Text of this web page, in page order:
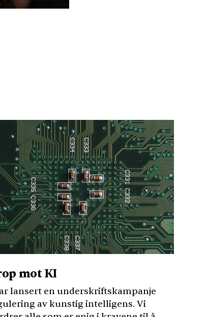
mot KI
lansert en underskriftskampanje
av kunstig intelligens. Vi